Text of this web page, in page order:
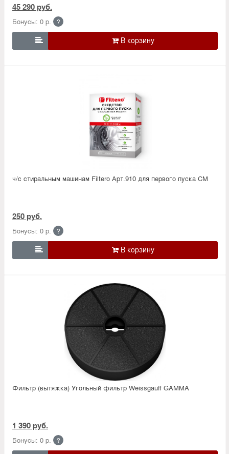
45 290 руб.
Бонусы: 0 р. ?

ч/с стиральным машинам Filtero Арт.910 для первого пуска СМ
250 руб.
Бонусы: 0 р. ?

Фильтр (вытяжка) Угольный фильтр Weissgauff GAMMA
1 390 руб.
Бонусы: 0 р. ?